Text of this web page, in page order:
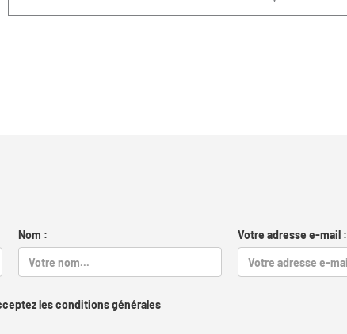
Nom : Votre adresse e-mail :
les conditions générales